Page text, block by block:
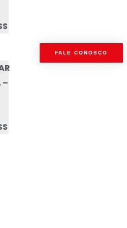
–
FALE CONOSCO